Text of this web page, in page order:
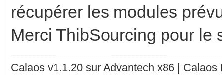
récupérer les modules
Merci ThibSourcing pour le
Calaos v1.1.20 sur Advantech x86 |